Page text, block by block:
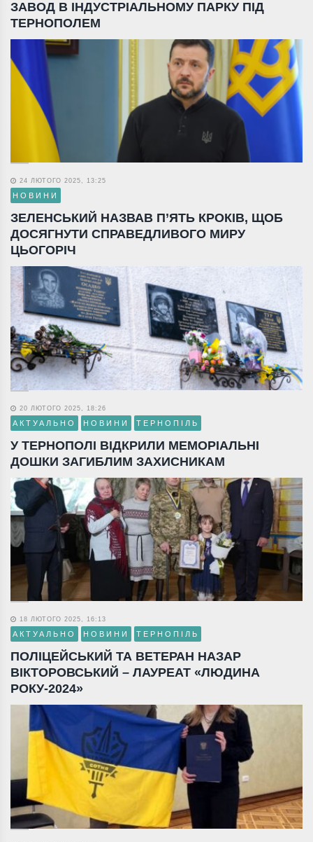
ЗАВОД В ІНДУСТРІАЛЬНОМУ ПАРКУ ПІД
ТЕРНОПОЛЕМ
24 ЛЮТОГО 2025, 13:25
НОВИНИ
ЗЕЛЕНСЬКИЙ НАЗВАВ П’ЯТЬ КРОКІВ, ЩОБ
ДОСЯГНУТИ СПРАВЕДЛИВОГО МИРУ
ЦЬОГОРІЧ
20 ЛЮТОГО 2025, 18:26
АКТУАЛЬНО НОВИНИ ТЕРНОПІЛЬ
У ТЕРНОПОЛІ ВІДКРИЛИ МЕМОРІАЛЬНІ
ДОШКИ ЗАГИБЛИМ ЗАХИСНИКАМ
18 ЛЮТОГО 2025, 16:13
АКТУАЛЬНО НОВИНИ ТЕРНОПІЛЬ
ПОЛІЦЕЙСЬКИЙ ТА ВЕТЕРАН НАЗАР
ВІКТОРОВСЬКИЙ – ЛАУРЕАТ «ЛЮДИНА
РОКУ-2024»